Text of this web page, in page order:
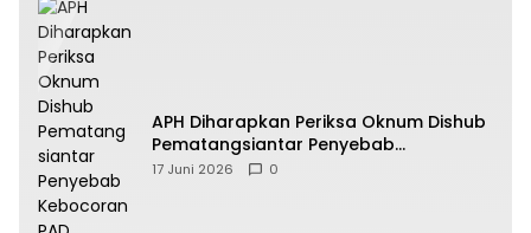
APH Diharapkan Periksa Oknum Dishub
Pematangsiantar Penyebab
Kebocoran PAD Retribusi Parkir
17 Juni 2026 0